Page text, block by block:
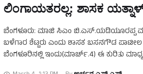
ಲಿಂಗಾಯತರಲ್ಲ: ಶಾಸಕ
ಬೆಂಗಳೂರು: ಮಾಜಿ ಸಿಎಂ ಬಿ.ಎಸ್‌.ಯಡಿಯೂರಪ್ಪ
ಬಳೆಗಾರ ಶೆಟ್ಟರು ಎಂದು ಶಾಸಕ ಬಸನಗೌಡ
ಬೆಂಗಳೂರಿನಲ್ಲಿ ಇಂದು(ಮಾರ್ಚ್.‌4) ಈ ಕುರಿತು